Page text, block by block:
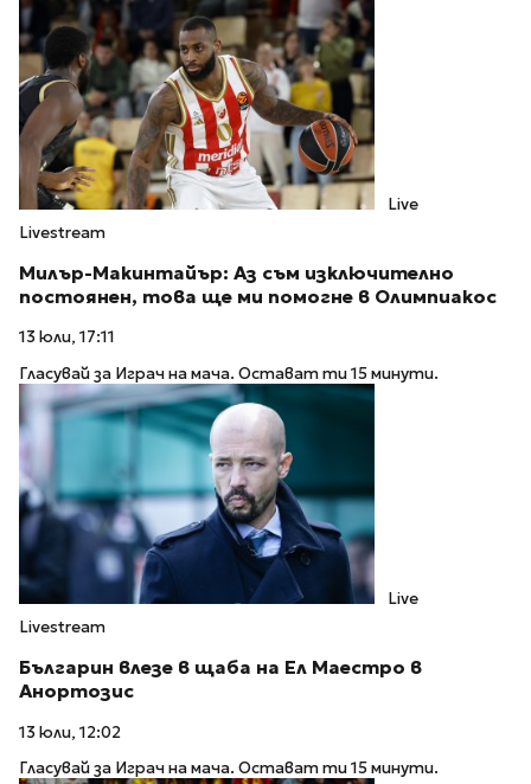
Live
Livestream
Милър-Макинтайър: Аз съм изключително
постоянен, това ще ми помогне в Олимпиакос
13 юли, 17:11
Гласувай за Играч на мача. Остават ти 15 минути.
Live
Livestream
Българин влезе в щаба на Ел Маестро в
Анортозис
13 юли, 12:02
Гласувай за Играч на мача. Остават ти 15 минути.